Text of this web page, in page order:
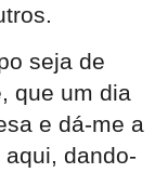
seja de
que um dia
e dá-me a
dando-